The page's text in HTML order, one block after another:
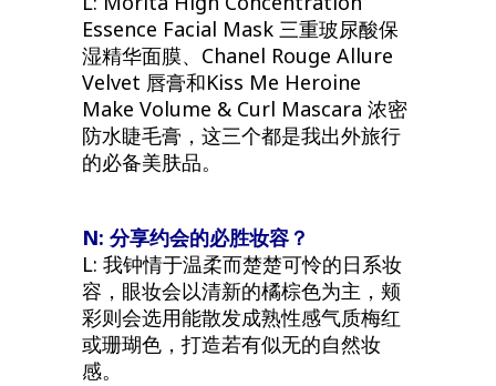
Essence Facial Mask 三重玻尿酸保
湿精华面膜、Chanel Rouge Allure
Velvet 唇膏和Kiss Me Heroine
Make Volume & Curl Mascara 浓密
防水睫毛膏，这三个都是我出外旅行
的必备美肤品。
N: 分享约会的必胜妆容？
L: 我钟情于温柔而楚楚可怜的日系妆
容，眼妆会以清新的橘棕色为主，颊
彩则会选用能散发成熟性感气质梅红
或珊瑚色，打造若有似无的自然妆
感。